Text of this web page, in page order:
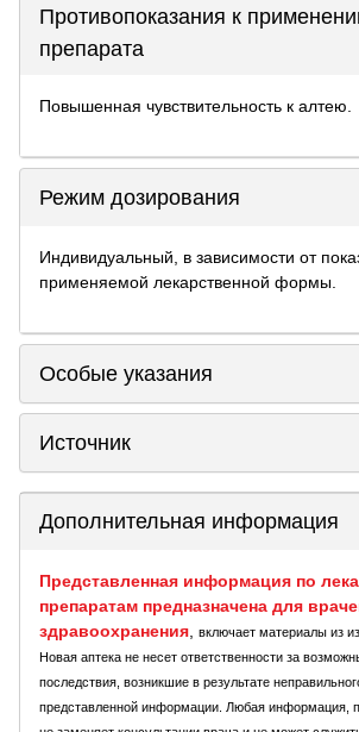
Противопоказания к
препарата
Повышенная чувствительность к алтею.
Режим дозирования
Индивидуальный, в зависимости от
применяемой лекарственной формы.
Особые указания
Источник
Дополнительная информация
Представленная информация по
препаратам предназначена для
здравоохранения
включает материалы из
Новая аптека не несет ответственности за
последствия, возникшие в результате
представленной информации. Любая информация,